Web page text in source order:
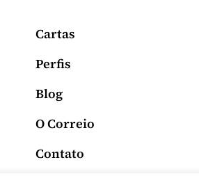
Cartas
Perfis
Blog
O Correio
Contato